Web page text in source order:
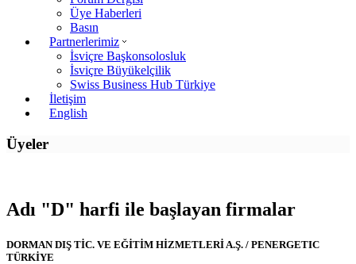
Üye Haberleri
Basın
Partnerlerimiz
İsviçre Başkonsolosluk
İsviçre Büyükelçilik
Swiss Business Hub Türkiye
İletişim
English
Üyeler
Adı "D" harfi ile başlayan firmalar
DORMAN DIŞ TİC. VE EĞİTİM HİZMETLERİ A.Ş. / PENERGETIC
TÜRKİYE